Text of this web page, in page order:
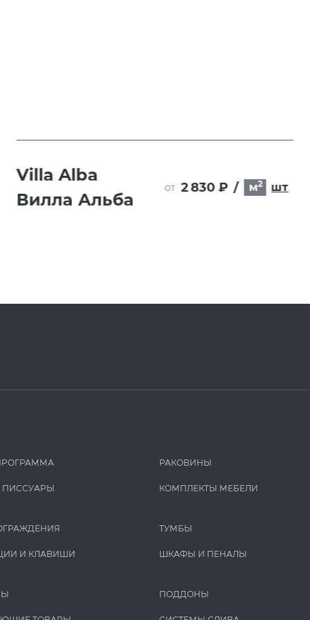
Villa Alba
Вилла Альба
от 2 830 ₽ / м2 шт
И КЛАВИШИ
РАКОВИНЫ
КОМПЛЕКТЫ МЕБЕЛИ
ТУМБЫ
ШКАФЫ И ПЕНАЛЫ
ПОДДОНЫ